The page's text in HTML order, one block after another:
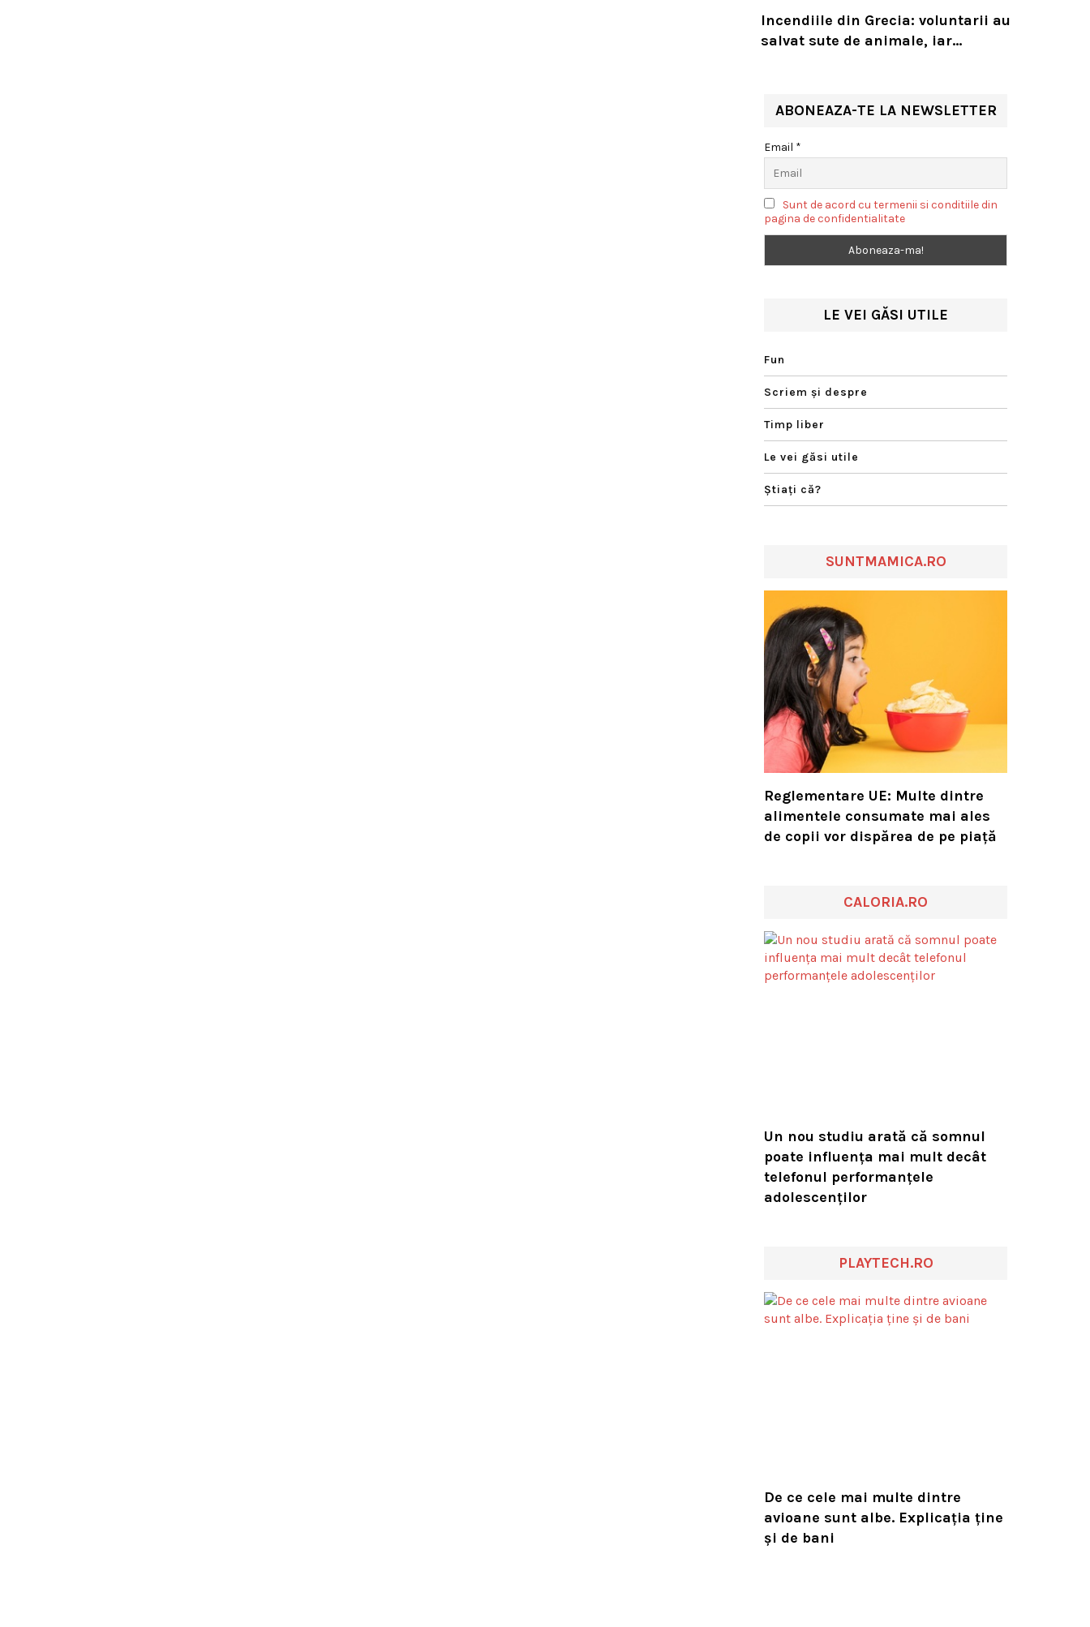
Incendiile din Grecia: voluntarii au
salvat sute de animale, iar
ABONEAZA-TE LA NEWSLETTER
Email *
Sunt de acord cu termenii si conditiile din
pagina de confidentialitate
LE VEI GĂSI UTILE
Fun
Scriem şi despre
Timp liber
Le vei găsi utile
Ştiaţi că?
SUNTMAMICA.RO
Reglementare UE: Multe dintre
alimentele consumate mai ales
de copii vor dispărea de pe piață
CALORIA.RO
Un nou studiu arată că somnul
poate influența mai mult decât
telefonul performanțele
adolescenților
PLAYTECH.RO
De ce cele mai multe dintre
avioane sunt albe. Explicația ține
și de bani